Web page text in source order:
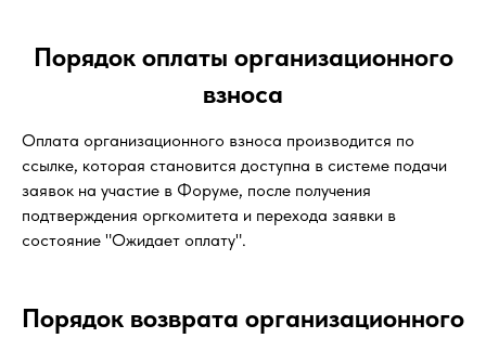
Порядок оплаты организационного
взноса
Оплата организационного взноса производится по
ссылке, которая становится доступна в системе подачи
заявок на участие в Форуме, после получения
подтверждения оргкомитета и перехода заявки в
состояние "Ожидает оплату".
Порядок возврата организационного